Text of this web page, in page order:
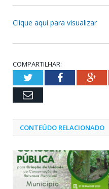
Clique aqui para visualizar
COMPARTILHAR:
TwitterFacebook
Email
CONTEÚDO RELACIONADO